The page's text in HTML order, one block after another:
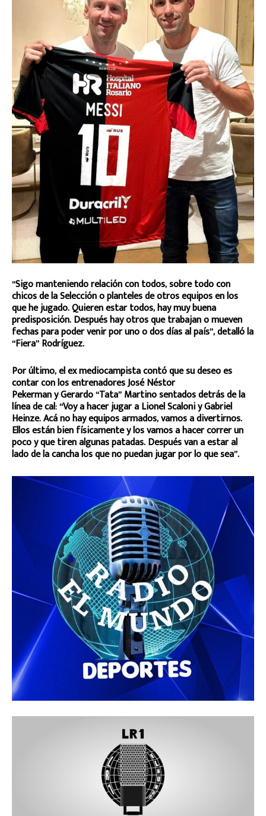
“Sigo manteniendo relación con todos, sobre todo con
chicos de la Selección o planteles de otros equipos en los
que he jugado. Quieren estar todos, hay muy buena
predisposición. Después hay otros que trabajan o mueven
fechas para poder venir por uno o dos días al país”, detalló la
“Fiera” Rodríguez.
Por último, el ex mediocampista contó que su deseo es
contar con los entrenadores José Néstor
Pekerman y Gerardo “Tata” Martino sentados detrás de la
línea de cal: “Voy a hacer jugar a Lionel Scaloni y Gabriel
Heinze. Acá no hay equipos armados, vamos a divertirnos.
Ellos están bien físicamente y los vamos a hacer correr un
poco y que tiren algunas patadas. Después van a estar al
lado de la cancha los que no puedan jugar por lo que sea”.